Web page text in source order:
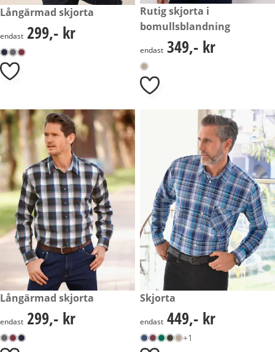
299,- kr
Långärmad skjorta
299,- kr
endast 299,- kr
349,- kr
Rutig skjorta i
bomullsblandning
349,- kr
endast 349,- kr
299,- kr
Långärmad skjorta
299,- kr
endast 299,- kr
449,- kr
Skjorta
449,- kr
endast 449,- kr
+1